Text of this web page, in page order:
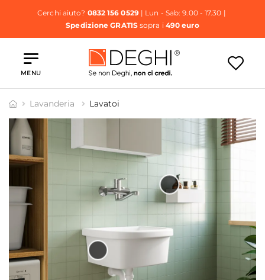
Cerchi aiuto? 0832 156 0529| Lun - Sab: 9.00 - 17.30 |
Spedizione GRATISsopra i 490 euro
MENU
Lavanderia Lavatoi